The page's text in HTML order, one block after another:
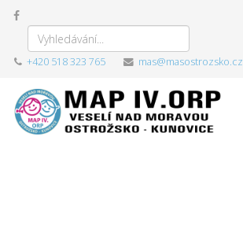
+420 518 323 765 mas@masostrozsko.cz